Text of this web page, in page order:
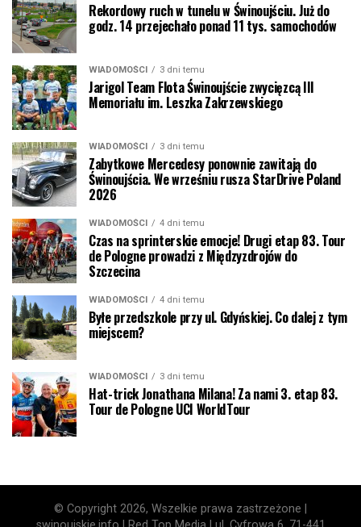
Rekordowy ruch w tunelu w Świnoujściu. Już do
godz. 14 przejechało ponad 11 tys. samochodów
WIADOMOŚCI 3 dni temu
Jarigol Team Flota Świnoujście zwycięzcą III
Memoriału im. Leszka Zakrzewskiego
WIADOMOŚCI 3 dni temu
Zabytkowe Mercedesy ponownie zawitają do
Świnoujścia. We wrześniu rusza StarDrive Poland
2026
WIADOMOŚCI 4 dni temu
Czas na sprinterskie emocje! Drugi etap 83. Tour
de Pologne prowadzi z Międzyzdrojów do
Szczecina
WIADOMOŚCI 4 dni temu
Byłe przedszkole przy ul. Gdyńskiej. Co dalej z tym
miejscem?
WIADOMOŚCI 3 dni temu
Hat-trick Jonathana Milana! Za nami 3. etap 83.
Tour de Pologne UCI WorldTour
© Copyright 2026, Wszelkie prawa zastrzeżone |